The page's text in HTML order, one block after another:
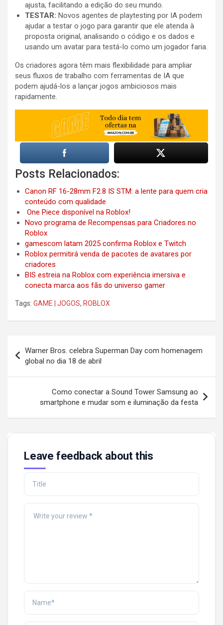
ajusta, facilitando a edição do seu mundo.
TESTAR: Novos agentes de playtesting por IA podem
ajudar a testar o jogo para garantir que ele atenda à
proposta original, analisando o código e os dados e
usando um avatar para testá-lo como um jogador faria.
Os criadores agora têm mais flexibilidade para ampliar
seus fluxos de trabalho com ferramentas de IA que
podem ajudá-los a lançar jogos ambiciosos mais
rapidamente.
Posts Relacionados:
Canon RF 16-28mm F2.8 IS STM: a lente para quem cria
conteúdo com qualidade
One Piece disponível na Roblox!
Novo programa de Recompensas para Criadores no
Roblox
gamescom latam 2025 confirma Roblox e Twitch
Roblox permitirá venda de pacotes de avatares por
criadores
BIS estreia na Roblox com experiência imersiva e
conecta marca aos fãs do universo gamer
Tags: GAME | JOGOS, ROBLOX
navigation
Warner Bros. celebra Superman Day com homenagem
global no dia 18 de abril
Como conectar a Sound Tower Samsung ao
smartphone e mudar som e iluminação da festa
Leave feedback about this